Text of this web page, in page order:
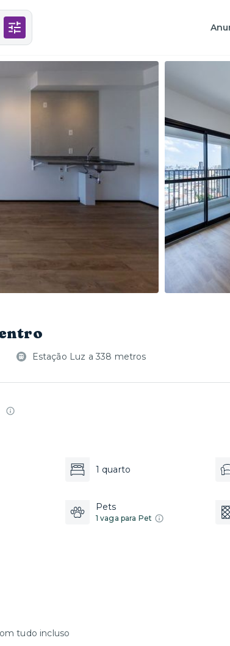
Estação Luz a 338 metros
1 quarto
Pets
1 vaga para Pet
tudo incluso